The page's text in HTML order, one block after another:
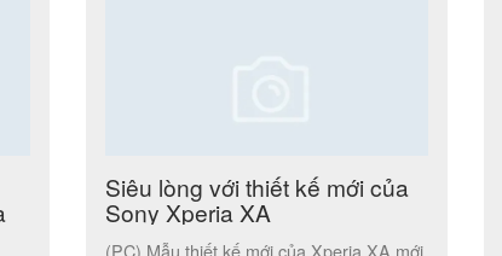
Siêu lòng với thiết kế mới của
Sony Xperia XA
(PC) Mẫu thiết kế mới của Xperia XA mới